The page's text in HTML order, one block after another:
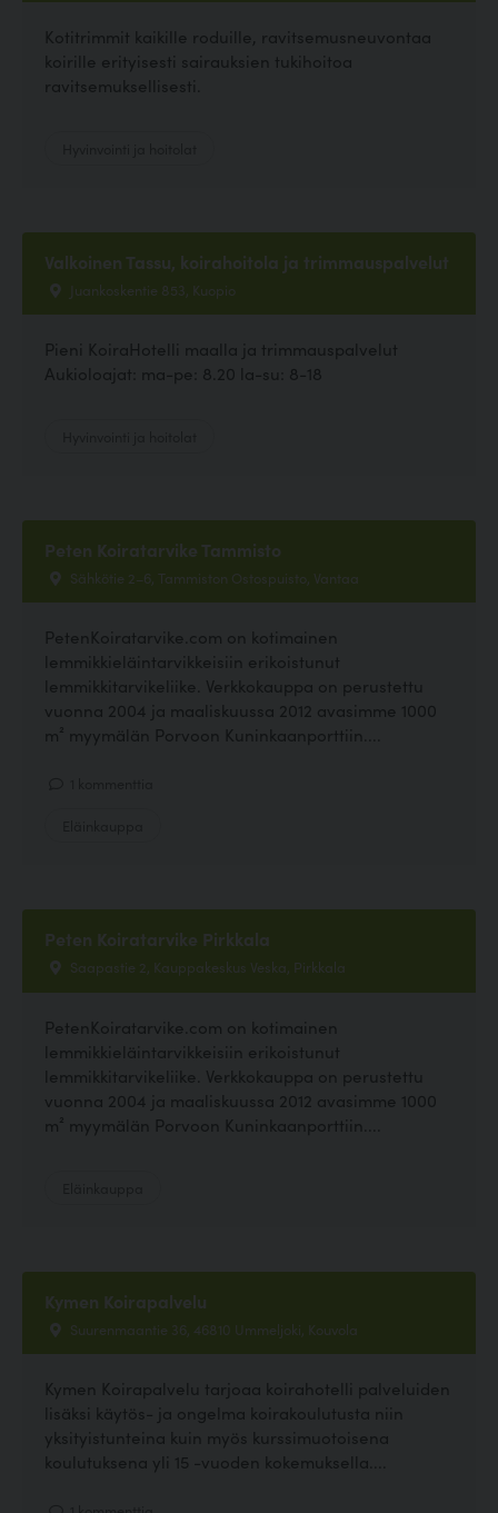
Kotitrimmit kaikille roduille, ravitsemusneuvontaa
koirille erityisesti sairauksien tukihoitoa
ravitsemuksellisesti.
Valkoinen Tassu, koirahoitola ja trimmauspalvelut
Juankoskentie 853, Kuopio
Pieni KoiraHotelli maalla ja trimmauspalvelut
Aukioloajat: ma-pe: 8.20 la-su: 8-18
Peten Koiratarvike Tammisto
Sähkötie 2–6, Tammiston Ostospuisto, Vantaa
PetenKoiratarvike.com on kotimainen
lemmikkieläintarvikkeisiin erikoistunut
lemmikkitarvikeliike. Verkkokauppa on perustettu
vuonna 2004 ja maaliskuussa 2012 avasimme 1000
m² myymälän Porvoon Kuninkaanporttiin....
Peten Koiratarvike Pirkkala
Saapastie 2, Kauppakeskus Veska, Pirkkala
PetenKoiratarvike.com on kotimainen
lemmikkieläintarvikkeisiin erikoistunut
lemmikkitarvikeliike. Verkkokauppa on perustettu
vuonna 2004 ja maaliskuussa 2012 avasimme 1000
m² myymälän Porvoon Kuninkaanporttiin....
Kymen Koirapalvelu
Suurenmaantie 36, 46810 Ummeljoki, Kouvola
Kymen Koirapalvelu tarjoaa koirahotelli palveluiden
lisäksi käytös- ja ongelma koirakoulutusta niin
yksityistunteina kuin myös kurssimuotoisena
koulutuksena yli 15 -vuoden kokemuksella....